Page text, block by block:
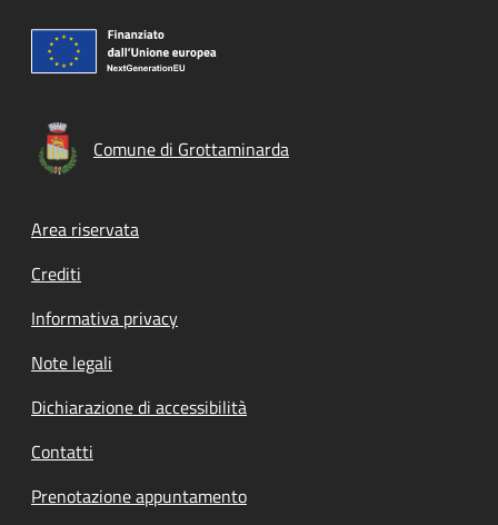
Comune di Grottaminarda
Footer menu
Area riservata
Crediti
Informativa privacy
Note legali
Dichiarazione di accessibilità
Contatti
Prenotazione appuntamento